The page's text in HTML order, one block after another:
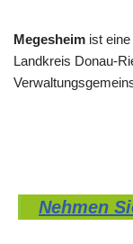
Megesheim ist
Landkreis Donau-
Nehmen